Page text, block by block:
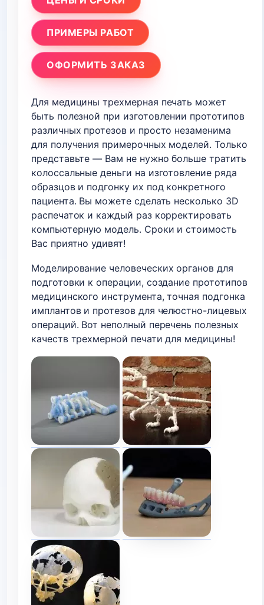
ПРИМЕРЫ РАБОТ
ОФОРМИТЬ ЗАКАЗ
Для медицины трехмерная печать может
быть полезной при изготовлении прототипов
различных протезов и просто незаменима
для получения примерочных моделей. Только
представьте — Вам не нужно больше тратить
колоссальные деньги на изготовление ряда
образцов и подгонку их под конкретного
пациента. Вы можете сделать несколько 3D
распечаток и каждый раз корректировать
компьютерную модель. Сроки и стоимость
Вас приятно удивят!
Моделирование человеческих органов для
подготовки к операции, создание прототипов
медицинского инструмента, точная подгонка
имплантов и протезов для челюстно-лицевых
операций. Вот неполный перечень полезных
качеств трехмерной печати для медицины!